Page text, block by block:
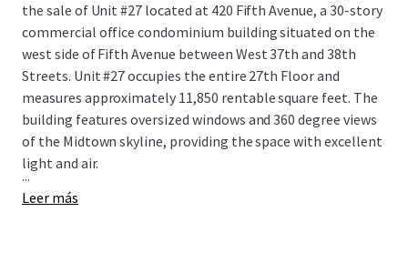
the sale of Unit #27 located at 420 Fifth Avenue, a 30-story
commercial office condominium building situated on the
west side of Fifth Avenue between West 37th and 38th
Streets. Unit #27 occupies the entire 27th Floor and
measures approximately 11,850 rentable square feet. The
building features oversized windows and 360 degree views
of the Midtown skyline, providing the space with excellent
light and air.
...
Leer más